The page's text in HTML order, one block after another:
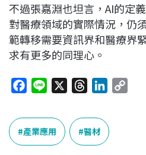
不過張嘉淵也坦言，AI的定
對醫療領域的實際情況，仍
範轉移需要資訊界和醫療界
求有更多的同理心。
c
e
b
n
e
r
e
a
k
產業應用 醫材